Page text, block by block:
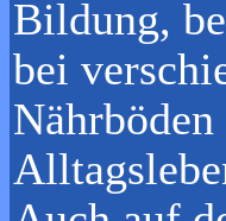
Bildung,
bei